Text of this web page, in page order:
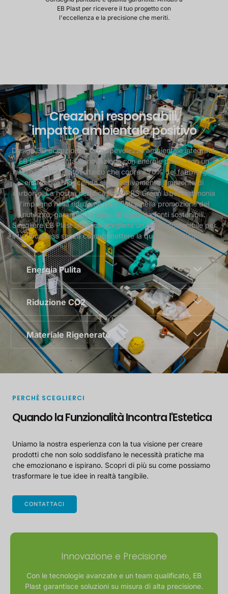
EB Plast per ricevere il tuo progetto con
l'eccellenza e la precisione che meriti.
Creazioni responsabili,
impatto ambientale positivo
Design 3D eccezionali, consapevolezza ambientale integrata.
EB Plast alimenta l’innovazione con energie pulite, con un
nuovo impianto fotovoltaico che copre il 70% del fabbisogno
energetico, riducendo significativamente l’impronta di
carbonio. La nostra certificazione PRS Green label testimonia
l’impegno nella riduzione dei rifiuti e nella promozione del
riutilizzo, garantendo pallet di legno da fonti sostenibili.
Scegliere EB Plast significa scegliere un futuro sostenibile per
il tuo business senza compromettere la qualità e la sicurezza.
Energia Pulita
Riduzione CO2
Materiale Rigenerato
PERCHÈ SCEGLIERCI
Quando la Funzionalità Incontra l'Estetica
Uniamo la nostra esperienza con la tua visione per creare
prodotti che non solo soddisfano le necessità pratiche ma
che emozionano e ispirano. Scopri di più su come possiamo
trasformare le tue idee in realtà tangibile.
CONTATTACI
Innovazione e Precisione
Con le tecnologie avanzate e un team qualificato, EB
Plast garantisce soluzioni su misura di alta precisione.